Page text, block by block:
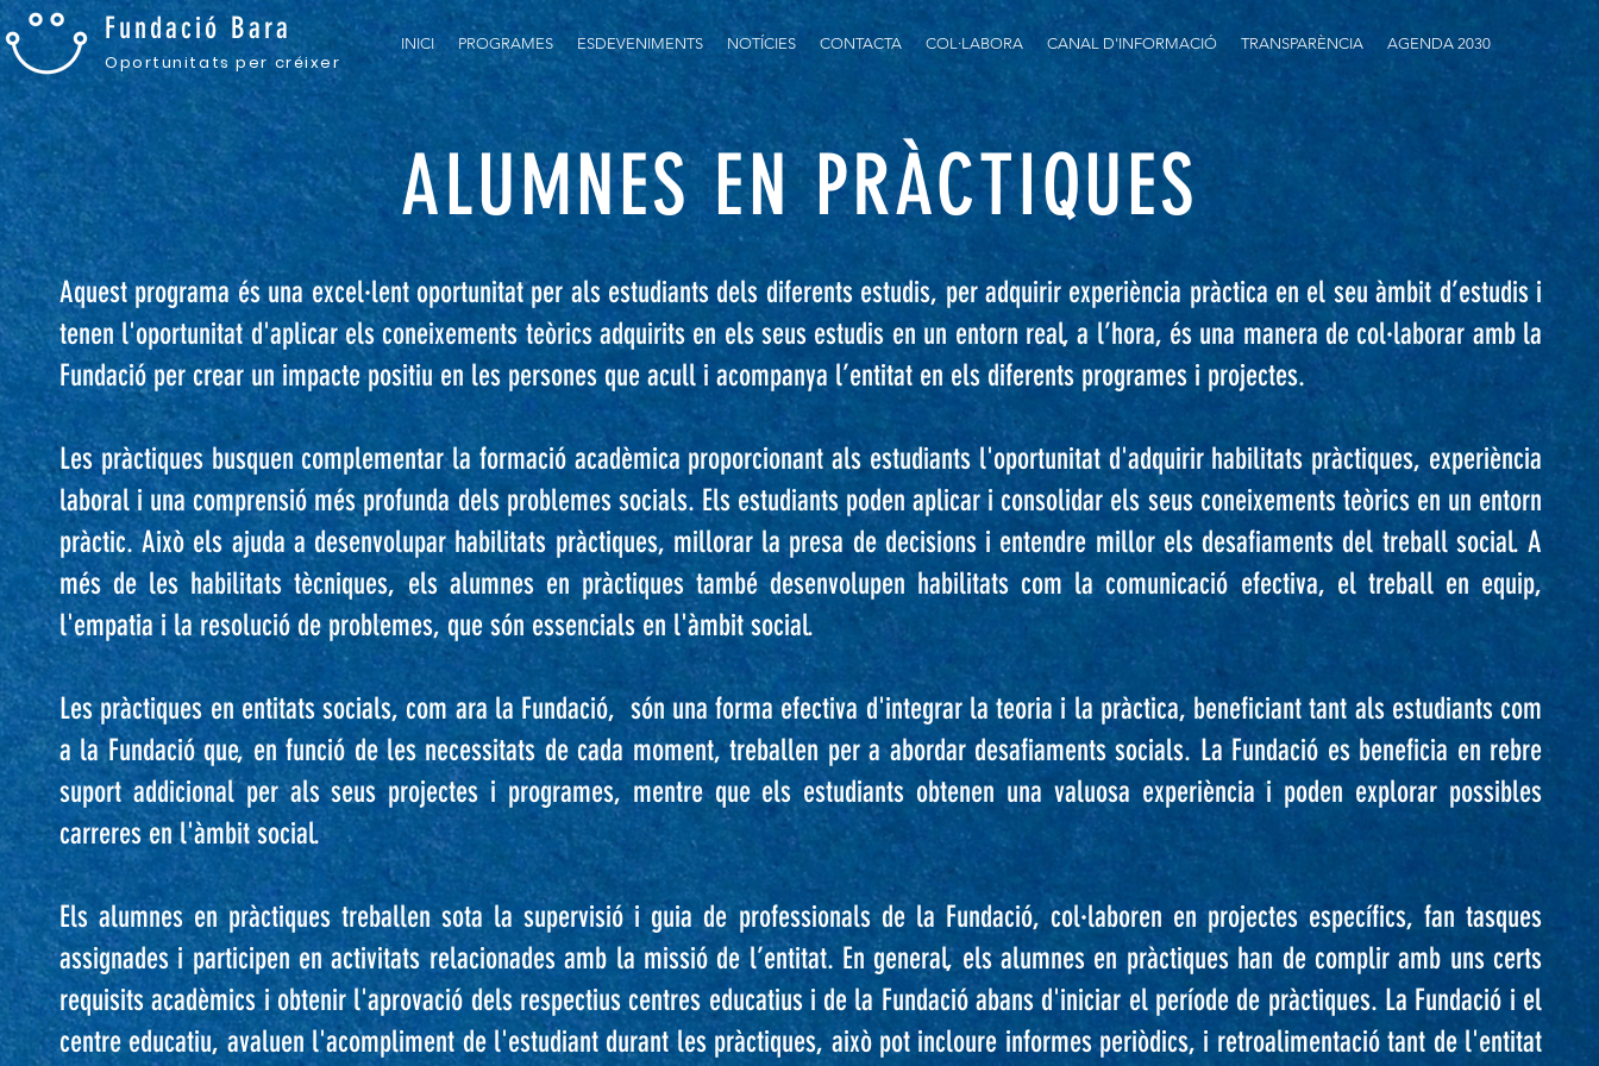
INICI PROGRAMES ESDEVENIMENTS NOTÍCIES CONTACTA COL·LABORA CANAL D'INFORMACIÓ TRANSPARÈNCIA AGENDA 2030
Fundació Bara
Oportunitats per créixer
ALUMNES EN PRÀCTIQUES
Aquest programa és una excel·lent oportunitat per als estudiants dels diferents estudis, per adquirir experiència pràctica en el seu àmbit d’estudis i
tenen l'oportunitat d'aplicar els coneixements teòrics adquirits en els seus estudis en un entorn real, a l’hora, és una manera de col·laborar amb la
Fundació per crear un impacte positiu en les persones que acull i acompanya l’entitat en els diferents programes i projectes.
Les pràctiques busquen complementar la formació acadèmica proporcionant als estudiants l'oportunitat d'adquirir habilitats pràctiques, experiència
laboral i una comprensió més profunda dels problemes socials. Els estudiants poden aplicar i consolidar els seus coneixements teòrics en un entorn
pràctic. Això els ajuda a desenvolupar habilitats pràctiques, millorar la presa de decisions i entendre millor els desafiaments del treball social. A
més de les habilitats tècniques, els alumnes en pràctiques també desenvolupen habilitats com la comunicació efectiva, el treball en equip,
l'empatia i la resolució de problemes, que són essencials en l'àmbit social.
Les pràctiques en entitats socials, com ara la Fundació, són una forma efectiva d'integrar la teoria i la pràctica, beneficiant tant als estudiants com
a la Fundació que, en funció de les necessitats de cada moment, treballen per a abordar desafiaments socials. La Fundació es beneficia en rebre
suport addicional per als seus projectes i programes, mentre que els estudiants obtenen una valuosa experiència i poden explorar possibles
carreres en l'àmbit social.
Els alumnes en pràctiques treballen sota la supervisió i guia de professionals de la Fundació, col·laboren en projectes específics, fan tasques
assignades i participen en activitats relacionades amb la missió de l’entitat. En general, els alumnes en pràctiques han de complir amb uns certs
requisits acadèmics i obtenir l'aprovació dels respectius centres educatius i de la Fundació abans d'iniciar el període de pràctiques. La Fundació i el
centre educatiu, avaluen l'acompliment de l'estudiant durant les pràctiques, això pot incloure informes periòdics, i retroalimentació tant de l'entitat